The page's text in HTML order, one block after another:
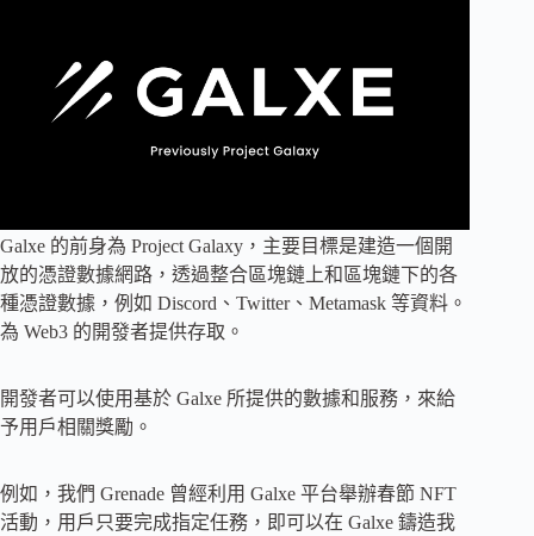
Galxe 的前身為 Project Galaxy，主要目標是建造一個開
放的憑證數據網路，透過整合區塊鏈上和區塊鏈下的各
種憑證數據，例如 Discord、Twitter、Metamask 等資料。
為 Web3 的開發者提供存取。
開發者可以使用基於 Galxe 所提供的數據和服務，來給
予用戶相關獎勵。
例如，我們 Grenade 曾經利用 Galxe 平台舉辦春節 NFT
活動，用戶只要完成指定任務，即可以在 Galxe 鑄造我